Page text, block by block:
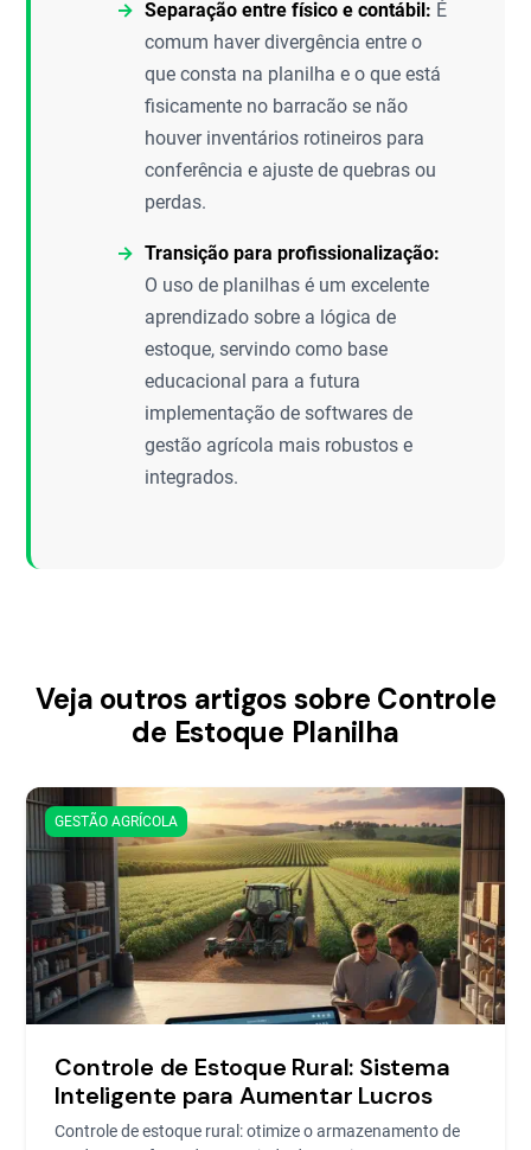
Separação entre físico e contábil: É
comum haver divergência entre o
que consta na planilha e o que está
fisicamente no barracão se não
houver inventários rotineiros para
conferência e ajuste de quebras ou
perdas.
Transição para profissionalização:
O uso de planilhas é um excelente
aprendizado sobre a lógica de
estoque, servindo como base
educacional para a futura
implementação de softwares de
gestão agrícola mais robustos e
integrados.
Veja outros artigos sobre Controle
de Estoque Planilha
GESTÃO AGRÍCOLA
Controle de Estoque Rural: Sistema
Inteligente para Aumentar Lucros
Controle de estoque rural: otimize o armazenamento de